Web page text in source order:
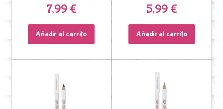
7,99 €
Añadir al carrito
5,99 €
Añadir al carrito